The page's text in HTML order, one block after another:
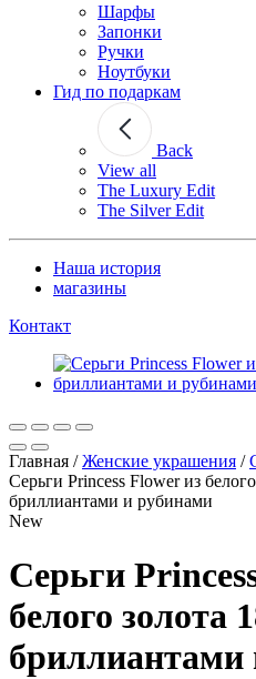
Шарфы
Запонки
Ручки
Ноутбуки
Гид по подаркам
Back
View all
The Luxury Edit
The Silver Edit
Наша история
магазины
Контакт
Главная /Женские украшения /
Серьги Princess Flower из
бриллиантами и рубинами
New
Серьги
белого золота
бриллиантами